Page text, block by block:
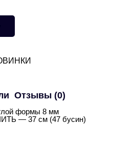
Отзывы (0)
формы 8 мм
— 37 см (47 бусин)